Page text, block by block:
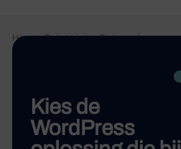
Home-Categorieën-Statuscodes
Kies de
WordPress